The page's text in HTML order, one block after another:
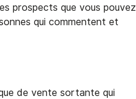
prospects que vous pouvez
qui commentent et
de vente sortante qui